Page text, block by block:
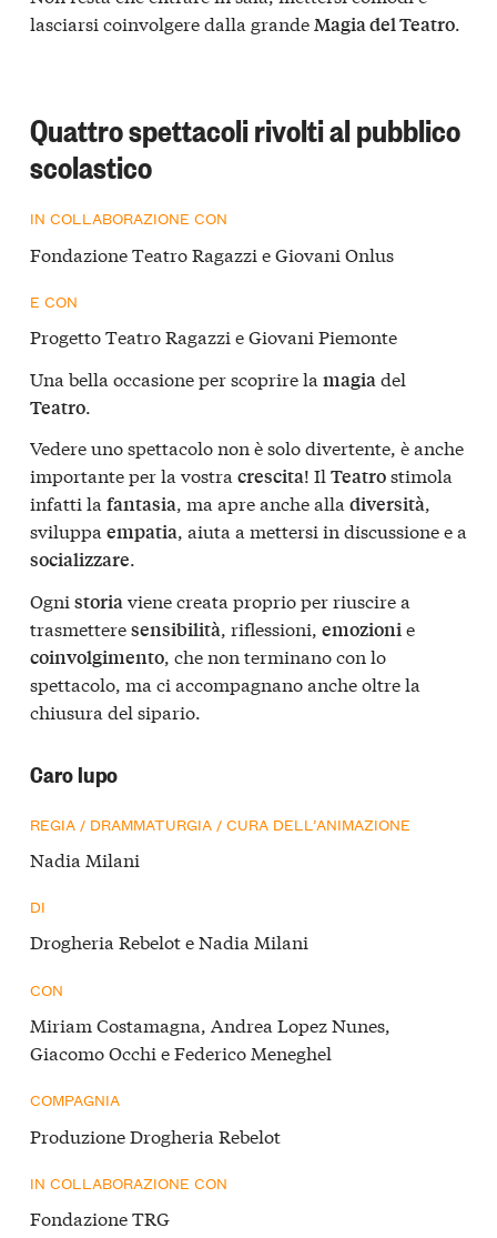
lasciarsi coinvolgere dalla grandeMagia del Teatro.
Quattro spettacoli rivolti al pubblico
scolastico
IN COLLABORAZIONE CON
Fondazione Teatro Ragazzi e Giovani Onlus
E CON
Progetto Teatro Ragazzi e Giovani Piemonte
Una bella occasione per scoprire la magiadel
Teatro.
Vedere uno spettacolo non è solo divertente, è anche
importante per la vostra crescita! Il Teatrostimola
infatti la fantasia, ma apre anche alla diversità,
sviluppa empatia, aiuta a mettersi in discussione e a
socializzare.
Ogni storiaviene creata proprio per riuscire a
trasmetteresensibilità, riflessioni, emozionie
coinvolgimento, che non terminano con lo
spettacolo, ma ci accompagnano anche oltre la
chiusura del sipario.
Caro lupo
REGIA / DRAMMATURGIA / CURA DELL’ANIMAZIONE
Nadia Milani
DI
Drogheria Rebelot e Nadia Milani
CON
Miriam Costamagna, Andrea Lopez Nunes,
Giacomo Occhi e Federico Meneghel
COMPAGNIA
Produzione Drogheria Rebelot
IN COLLABORAZIONE CON
Fondazione TRG